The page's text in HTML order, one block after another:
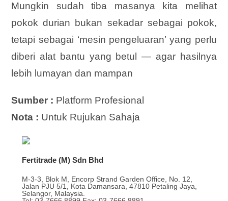
Mungkin sudah tiba masanya kita melihat
pokok durian bukan sekadar sebagai pokok,
tetapi sebagai ‘mesin pengeluaran’ yang perlu
diberi alat bantu yang betul — agar hasilnya
lebih lumayan dan mampan
Sumber : Platform Profesional
Nota : Untuk Rujukan Sahaja
Fertitrade (M) Sdn Bhd
M-3-3, Blok M, Encorp Strand Garden Office, No. 12,
Jalan PJU 5/1, Kota Damansara, 47810 Petaling Jaya,
Selangor, Malaysia.